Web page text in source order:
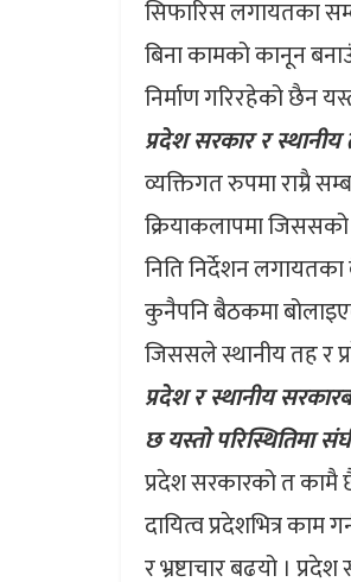
सिफारिस लगायतका
बिना कामको कानून
निर्माण गरिरहेको छैन
प्रदेश सरकार र
व्यक्तिगत रुपमा राम्रै
क्रियाकलापमा जिससको
निति निर्देशन
कुनैपनि बैठकमा
जिससले स्थानीय तह र
प्रदेश र स्थानीय
छ यस्तो परिस्थितिमा
प्रदेश सरकारको त कामै
दायित्व प्रदेशभित्र काम
र भ्रष्टाचार बढयो ।